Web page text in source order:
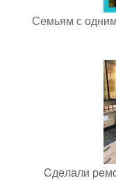
Семьям с одним
Cдeлaли